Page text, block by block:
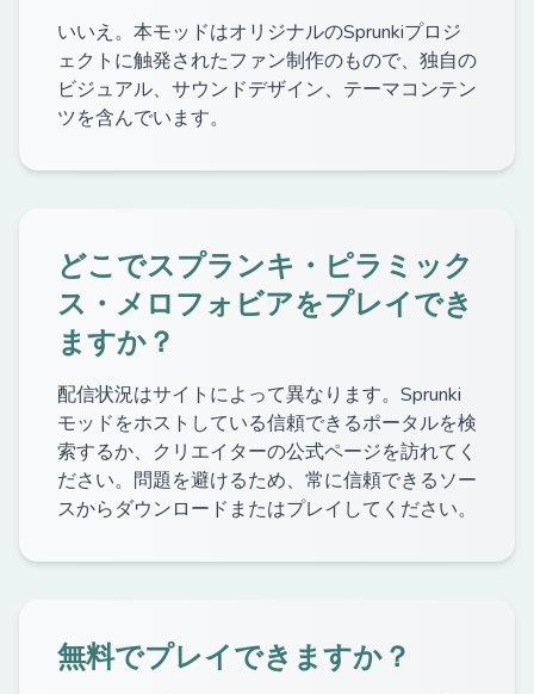
いいえ。本モッドはオリジナルのSprunkiプロジ
ェクトに触発されたファン制作のもので、独自の
ビジュアル、サウンドデザイン、テーマコンテン
ツを含んでいます。
どこでスプランキ・ピラミック
ス・メロフォビアをプレイでき
ますか？
配信状況はサイトによって異なります。Sprunki
モッドをホストしている信頼できるポータルを検
索するか、クリエイターの公式ページを訪れてく
ださい。問題を避けるため、常に信頼できるソー
スからダウンロードまたはプレイしてください。
無料でプレイできますか？